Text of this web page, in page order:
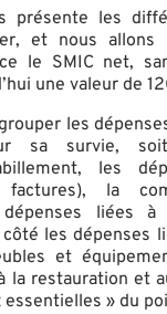
présente les
et nous allons
le SMIC net,
une valeur de
les
sa survie,
les
factures), la
liées à
les dépenses
et
la restauration et
essentielles » du